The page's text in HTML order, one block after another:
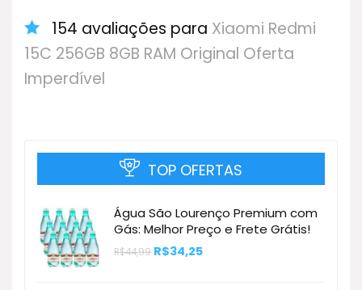
154 avaliações para Xiaomi Redmi
15C 256GB 8GB RAM Original Oferta
Imperdível
TOP OFERTAS
Água São Lourenço Premium com
Gás: Melhor Preço e Frete Grátis!
R$44,99 O
R$34,25O